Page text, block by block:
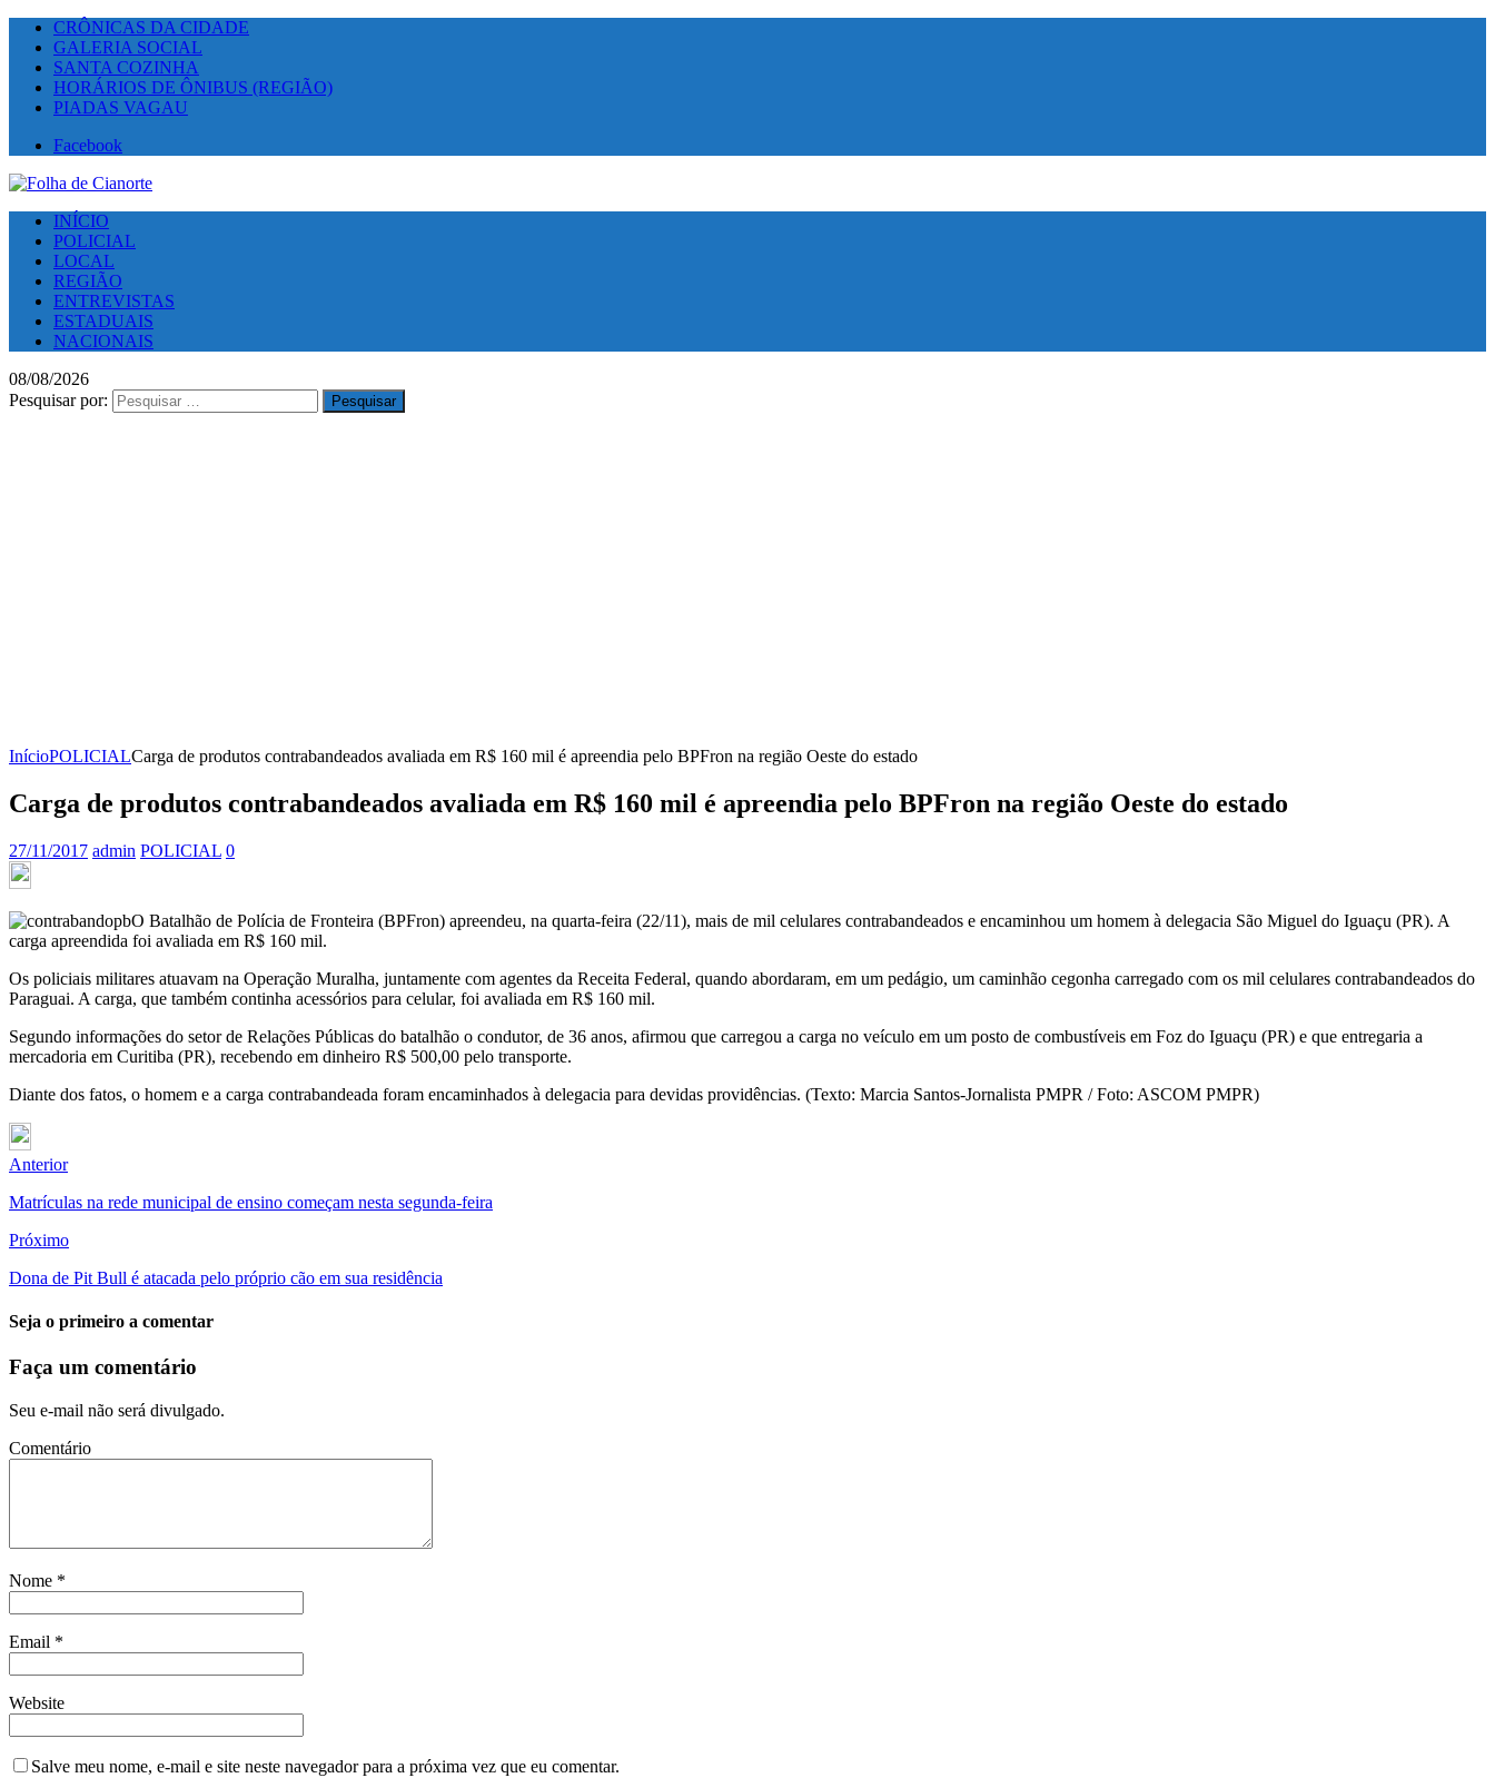
CRÔNICAS DA CIDADE
GALERIA SOCIAL
SANTA COZINHA
HORÁRIOS DE ÔNIBUS (REGIÃO)
PIADAS VAGAU
Facebook
INÍCIO
POLICIAL
LOCAL
REGIÃO
ENTREVISTAS
ESTADUAIS
NACIONAIS
08/08/2026
Pesquisar por:
InícioPOLICIALCarga de produtos contrabandeados avaliada em R$ 160 mil é apreendia pelo BPFron na região Oeste do estado
Carga de produtos contrabandeados avaliada em R$ 160 mil é apreendia pelo BPFron na região Oeste do estado
27/11/2017 admin POLICIAL 0
O Batalhão de Polícia de Fronteira (BPFron) apreendeu, na quarta-feira (22/11), mais de mil celulares contrabandeados e encaminhou um homem à delegacia São Miguel do Iguaçu (PR). A
carga apreendida foi avaliada em R$ 160 mil.
Os policiais militares atuavam na Operação Muralha, juntamente com agentes da Receita Federal, quando abordaram, em um pedágio, um caminhão cegonha carregado com os mil celulares contrabandeados do
Paraguai. A carga, que também continha acessórios para celular, foi avaliada em R$ 160 mil.
Segundo informações do setor de Relações Públicas do batalhão o condutor, de 36 anos, afirmou que carregou a carga no veículo em um posto de combustíveis em Foz do Iguaçu (PR) e que entregaria a
mercadoria em Curitiba (PR), recebendo em dinheiro R$ 500,00 pelo transporte.
Diante dos fatos, o homem e a carga contrabandeada foram encaminhados à delegacia para devidas providências. (Texto: Marcia Santos-Jornalista PMPR / Foto: ASCOM PMPR)
Anterior
Matrículas na rede municipal de ensino começam nesta segunda-feira
Próximo
Dona de Pit Bull é atacada pelo próprio cão em sua residência
Seja o primeiro a comentar
Faça um comentário
Seu e-mail não será divulgado.
Comentário
Nome *
Email *
Website
Salve meu nome, e-mail e site neste navegador para a próxima vez que eu comentar.